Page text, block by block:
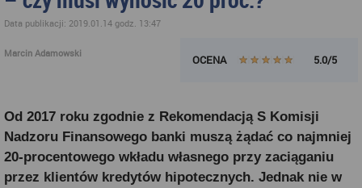
Data publikacji: 2019.01.14 godz. 13:47
Marcin Adamowski OCENA 5.0/5
Od 2017 roku zgodnie z Rekomendacją S Komisji
Nadzoru Finansowego banki muszą żądać co najmniej
20-procentowego wkładu własnego przy zaciąganiu
przez klientów kredytów hipotecznych. Jednak nie w